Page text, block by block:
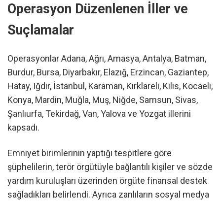
Operasyon Düzenlenen İller ve
Suçlamalar
Operasyonlar Adana, Ağrı, Amasya, Antalya, Batman,
Burdur, Bursa, Diyarbakır, Elazığ, Erzincan, Gaziantep,
Hatay, Iğdır, İstanbul, Karaman, Kırklareli, Kilis, Kocaeli,
Konya, Mardin, Muğla, Muş, Niğde, Samsun, Sivas,
Şanlıurfa, Tekirdağ, Van, Yalova ve Yozgat illerini
kapsadı.
Emniyet birimlerinin yaptığı tespitlere göre
şüphelilerin, terör örgütüyle bağlantılı kişiler ve sözde
yardım kuruluşları üzerinden örgüte finansal destek
sağladıkları belirlendi. Ayrıca zanlıların sosyal medya